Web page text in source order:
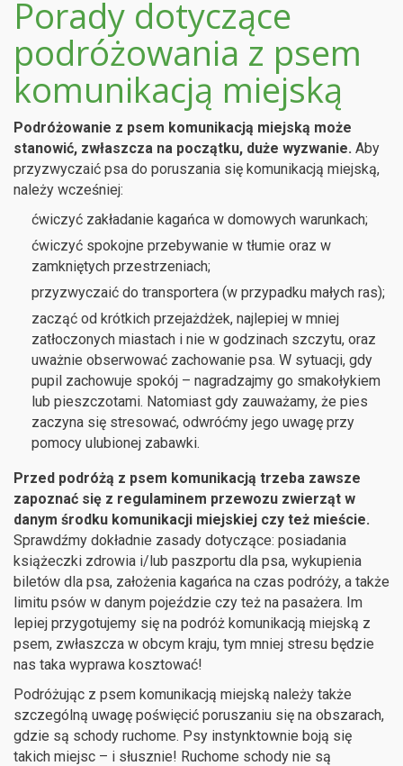
Porady dotyczące
podróżowania z psem
komunikacją miejską
Podróżowanie z psem komunikacją miejską może
stanowić, zwłaszcza na początku, duże wyzwanie. Aby
przyzwyczaić psa do poruszania się komunikacją miejską,
należy wcześniej:
ćwiczyć zakładanie kagańca w domowych warunkach;
ćwiczyć spokojne przebywanie w tłumie oraz w
zamkniętych przestrzeniach;
przyzwyczaić do transportera (w przypadku małych ras);
zacząć od krótkich przejażdżek, najlepiej w mniej
zatłoczonych miastach i nie w godzinach szczytu, oraz
uważnie obserwować zachowanie psa. W sytuacji, gdy
pupil zachowuje spokój – nagradzajmy go smakołykiem
lub pieszczotami. Natomiast gdy zauważamy, że pies
zaczyna się stresować, odwróćmy jego uwagę przy
pomocy ulubionej zabawki.
Przed podróżą z psem komunikacją trzeba zawsze
zapoznać się z regulaminem przewozu zwierząt w
danym środku komunikacji miejskiej czy też mieście.
Sprawdźmy dokładnie zasady dotyczące: posiadania
książeczki zdrowia i/lub paszportu dla psa, wykupienia
biletów dla psa, założenia kagańca na czas podróży, a także
limitu psów w danym pojeździe czy też na pasażera. Im
lepiej przygotujemy się na podróż komunikacją miejską z
psem, zwłaszcza w obcym kraju, tym mniej stresu będzie
nas taka wyprawa kosztować!
Podróżując z psem komunikacją miejską należy także
szczególną uwagę poświęcić poruszaniu się na obszarach,
gdzie są schody ruchome. Psy instynktownie boją się
takich miejsc – i słusznie! Ruchome schody nie są